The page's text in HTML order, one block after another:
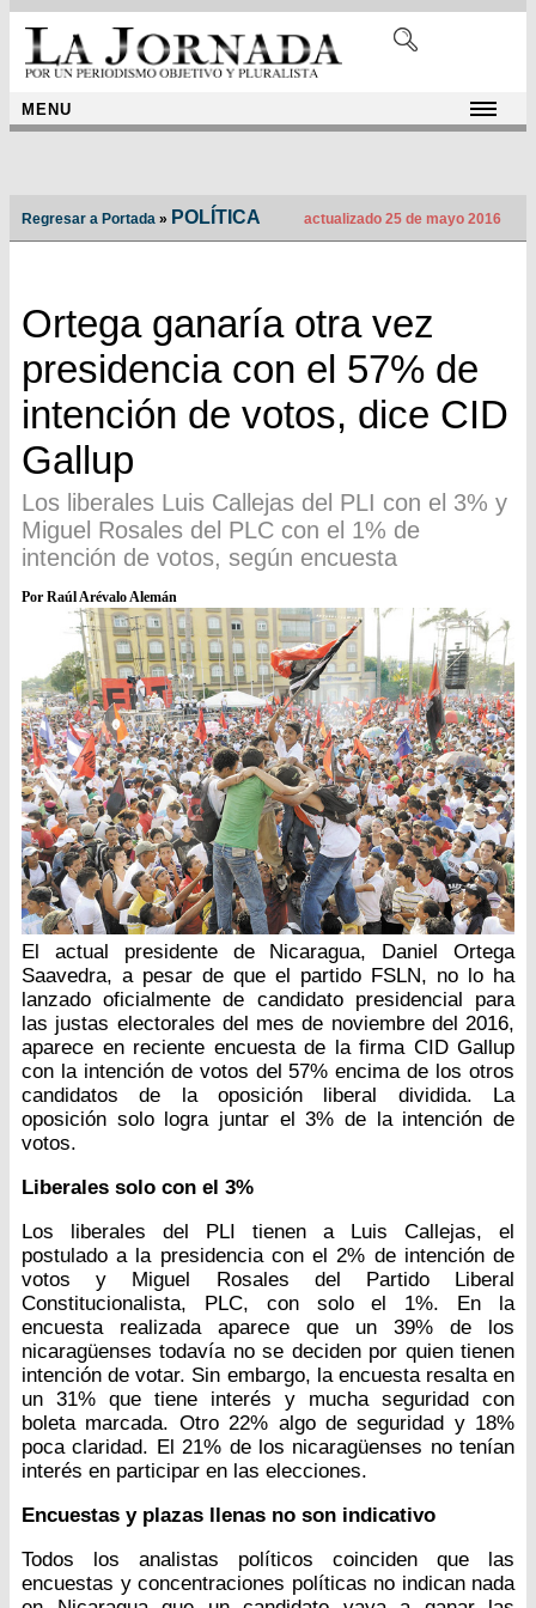
MENU
Regresar a Portada » POLÍTICA actualizado 25 de mayo 2016
Ortega ganaría otra vez
presidencia con el 57% de
intención de votos, dice CID
Gallup
Los liberales Luis Callejas del PLI con el 3% y
Miguel Rosales del PLC con el 1% de
intención de votos, según encuesta
Por Raúl Arévalo Alemán
El actual presidente de Nicaragua, Daniel Ortega
Saavedra, a pesar de que el partido FSLN, no lo ha
lanzado oficialmente de candidato presidencial para
las justas electorales del mes de noviembre del 2016,
aparece en reciente encuesta de la firma CID Gallup
con la intención de votos del 57% encima de los otros
candidatos de la oposición liberal dividida. La
oposición solo logra juntar el 3% de la intención de
votos.
Liberales solo con el 3%
Los liberales del PLI tienen a Luis Callejas, el
postulado a la presidencia con el 2% de intención de
votos y Miguel Rosales del Partido Liberal
Constitucionalista, PLC, con solo el 1%. En la
encuesta realizada aparece que un 39% de los
nicaragüenses todavía no se deciden por quien tienen
intención de votar. Sin embargo, la encuesta resalta en
un 31% que tiene interés y mucha seguridad con
boleta marcada. Otro 22% algo de seguridad y 18%
poca claridad. El 21% de los nicaragüenses no tenían
interés en participar en las elecciones.
Encuestas y plazas llenas no son indicativo
Todos los analistas políticos coinciden que las
encuestas y concentraciones políticas no indican nada